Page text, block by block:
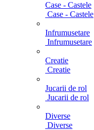
Case - Castele
Case - Castele
Infrumusetare
Infrumusetare
Creatie
Creatie
Jucarii de rol
Jucarii de rol
Diverse
Diverse